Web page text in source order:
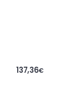
137,36€